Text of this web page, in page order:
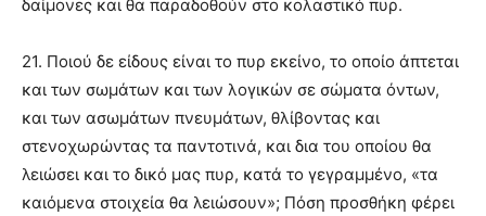
δαίμονες και θα παραδοθούν στο κολαστικό πυρ.
21. Ποιού δε είδους είναι το πυρ εκείνο, το οποίο άπτεται
και των σωμάτων και των λογικών σε σώματα όντων,
και των ασωμάτων πνευμάτων, θλίβοντας και
στενοχωρώντας τα παντοτινά, και δια του οποίου θα
λειώσει και το δικό μας πυρ, κατά το γεγραμμένο, «τα
καιόμενα στοιχεία θα λειώσουν»; Πόση προσθήκη φέρει